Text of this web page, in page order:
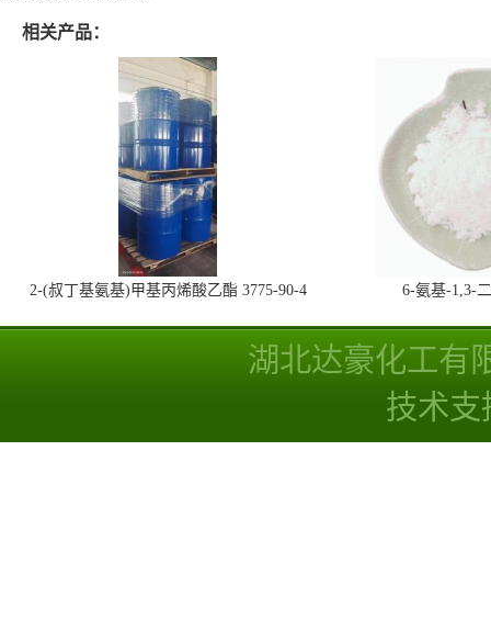
相关产品：
2-(叔丁基氨基)甲基丙烯酸乙酯 3775-90-4 6-氨基-1,3-
湖北达豪化工有
技术